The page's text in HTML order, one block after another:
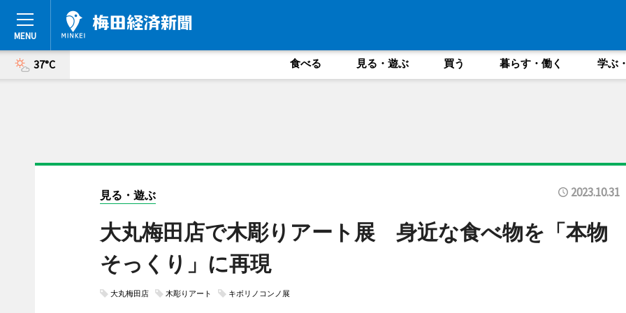
37°C 食べる 見る・遊ぶ 買う 暮らす・働く 学ぶ
見る・遊ぶ 2023.10.31
大丸梅田店で木彫りアート展 身近な食べ物を「本物
そっくり」に再現
大丸梅田店 木彫りアート キボリノコンノ展